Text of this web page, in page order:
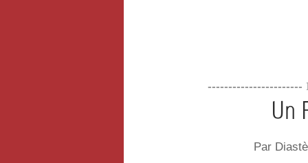
-----------------------
Un
Par